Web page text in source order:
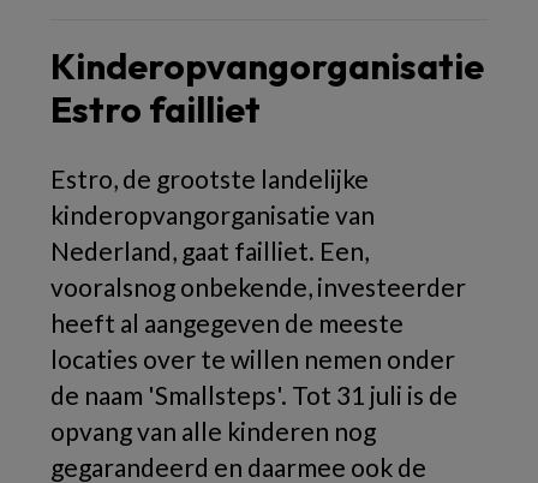
Kinderopvangorganisatie
Estro failliet
Estro, de grootste landelijke
kinderopvangorganisatie van
Nederland, gaat failliet. Een,
vooralsnog onbekende, investeerder
heeft al aangegeven de meeste
locaties over te willen nemen onder
de naam 'Smallsteps'. Tot 31 juli is de
opvang van alle kinderen nog
gegarandeerd en daarmee ook de